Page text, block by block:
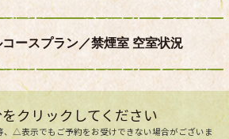
ースプラン／禁煙室 空室状況
クリックしてください
、△表示でもご予約をお受けできない場合がございま